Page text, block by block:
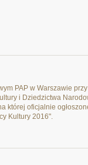
PAP w Warszawie
i Dziedzictwa
której oficjalnie
Kultury 2016".